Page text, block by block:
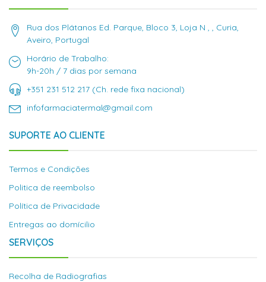
Rua dos Plátanos Ed. Parque, Bloco 3, Loja N , , Curia,
Aveiro, Portugal
Horário de Trabalho:
9h-20h / 7 dias por semana
+351 231 512 217 (Ch. rede fixa nacional)
infofarmaciatermal@gmail.com
SUPORTE AO CLIENTE
Termos e Condições
Politica de reembolso
Política de Privacidade
Entregas ao domícilio
SERVIÇOS
Recolha de Radiografias